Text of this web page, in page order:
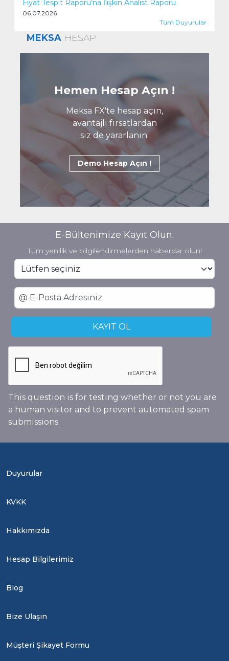
Fiyat Tespit Raporu’na İlişkin Analist Raporu
06.07.2026
Tüm Duyurular
MEKSA HESAP
Hemen Hesap Açın !
Meksa FX'te hesap açın,
avantajlı fırsatlardan
siz de yararlanın.
Demo Hesap Açın !
E-Bültenimize Kayıt Olun.
Tüm yenilik ve bilgilendirmelerden haberdar olun!
This question is for testing whether or not you are
a human visitor and to prevent automated spam
submissions.
Duyurular
KVKK
Hakkımızda
Hesap Bilgilerimiz
Blog
Bize Ulaşın
Müşteri Şikayet Formu